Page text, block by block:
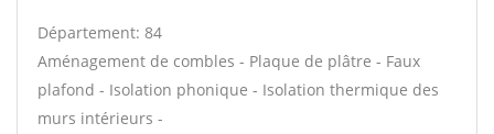
Département: 84
Aménagement de combles - Plaque de plâtre - Faux
plafond - Isolation phonique - Isolation thermique des
murs intérieurs -